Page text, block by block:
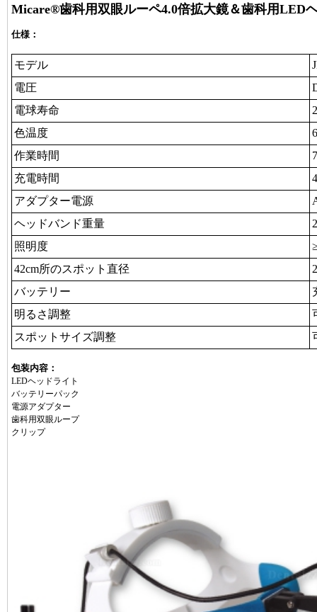
Micare®歯科用双眼ルーペ4.0倍拡大鏡＆歯科用LED
仕様：
モデル
電圧
電球寿命
色温度
作業時間
充電時間
アダプター電源
ヘッドバンド重量
照明度
42cm所のスポット直径
バッテリー
明るさ調整
スポットサイズ調整
包装内容：
LEDヘッドライト
バッテリーパック
電源アダプター
歯科用双眼ループ
クリップ